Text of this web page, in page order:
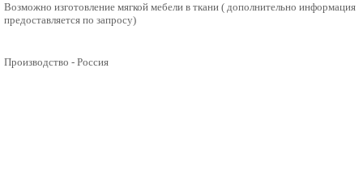
Возможно изготовление мягкой мебели в ткани ( дополнительно информация
предоставляется по запросу)
Производство - Россия